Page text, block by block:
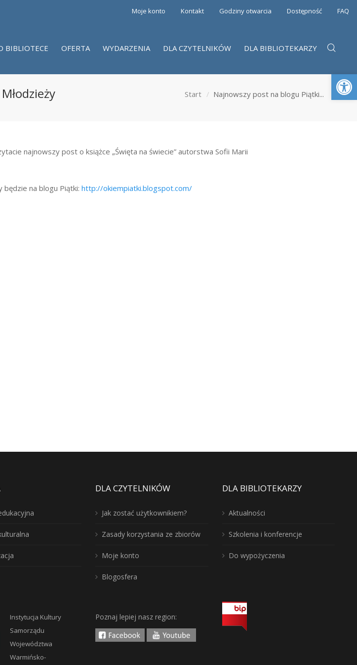
Moje konto Kontakt Godziny otwarcia Dostępność FAQ
BIBLIOTECE OFERTA WYDARZENIA DLA CZYTELNIKÓW DLA BIBLIOTEKARZY
Start Najnowszy post na blogu Piątki...
najnowszy post o książce „Święta na świecie” autorstwa Sofii Marii
będzie na blogu Piątki: http://okiempiatki.blogspot.com/
Instytucja Kultury
Samorządu
Województwa
Warmińsko-
DLA CZYTELNIKÓW
Jak zostać użytkownikiem?
Zasady korzystania ze zbiorów
Moje konto
Blogosfera
Poznaj lepiej nasz region:
DLA BIBLIOTEKARZY
Aktualności
Szkolenia i konferencje
Do wypożyczenia